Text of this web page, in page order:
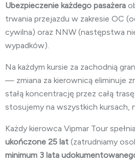
Ubezpieczenie każdego pasażera
trwania przejazdu w zakresie OC
cywilna) oraz NNW (następstwa
wypadków).
Na każdym kursie za zachodnią
— zmiana za kierownicą eliminuje
stałą koncentrację przez całą
stosujemy na wszystkich kursach,
Każdy kierowca Vipmar Tour
ukończone 25 lat (zatrudniamy
minimum 3 lata